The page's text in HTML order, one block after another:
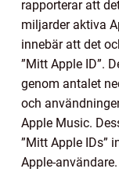
rapporterar att
miljarder aktiva
innebär att det
”Mitt Apple ID”.
genom antalet
och
Apple Music.
”Mitt Apple IDs”
Apple-användare.